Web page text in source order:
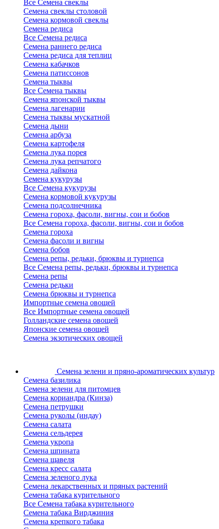
Все Семена свеклы
Семена свеклы столовой
Семена кормовой свеклы
Семена редиса
Все Семена редиса
Семена раннего редиса
Семена редиса для теплиц
Семена кабачков
Семена патиссонов
Семена тыквы
Все Семена тыквы
Семена японской тыквы
Семена лагенарии
Семена тыквы мускатной
Семена дыни
Семена арбуза
Семена картофеля
Семена лука порея
Семена лука репчатого
Семена дайкона
Семена кукурузы
Все Семена кукурузы
Семена кормовой кукурузы
Семена подсолнечника
Семена гороха, фасоли, вигны, сои и бобов
Все Семена гороха, фасоли, вигны, сои и бобов
Семена гороха
Семена фасоли и вигны
Семена бобов
Семена репы, редьки, брюквы и турнепса
Все Семена репы, редьки, брюквы и турнепса
Семена репы
Семена редьки
Семена брюквы и турнепса
Импортные семена овощей
Все Импортные семена овощей
Голландские семена овощей
Японские семена овощей
Семена экзотических овощей
Семена зелени и пряно-ароматических культур
Семена базилика
Семена зелени для питомцев
Семена кориандра (Кинза)
Семена петрушки
Семена руколы (индау)
Семена салата
Семена сельдерея
Семена укропа
Семена шпината
Семена щавеля
Семена кресс салата
Семена зеленого лука
Семена лекарственных и пряных растений
Семена табака курительного
Все Семена табака курительного
Семена табака Вирджиния
Семена крепкого табака